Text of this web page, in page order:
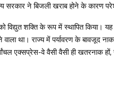
ने बिजली खराब होने के कारण
शक्ति के रूप में स्थापित किया। यह
था। राज्य में पर्यावरण के बावजूद
एक्सप्रेस-वे वैसी वैसी ही खतरनाक